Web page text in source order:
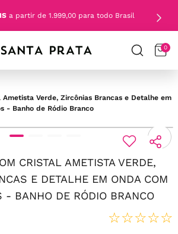
a partir de 1.999,00 para todo Brasil
0
Verde, Zircônias Brancas e Detalhe em
- Banho de Ródio Branco
CRISTAL AMETISTA VERDE,
E DETALHE EM ONDA COM
- BANHO DE RÓDIO BRANCO
☆☆☆☆☆